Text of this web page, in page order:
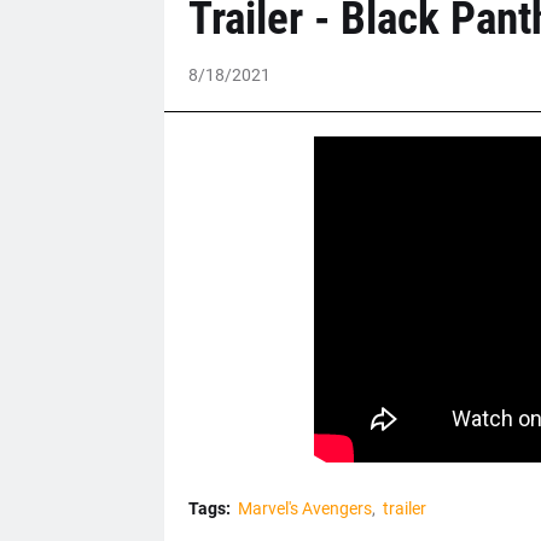
Trailer - Black
8/18/2021
Tags: Marvel's Avengers trailer